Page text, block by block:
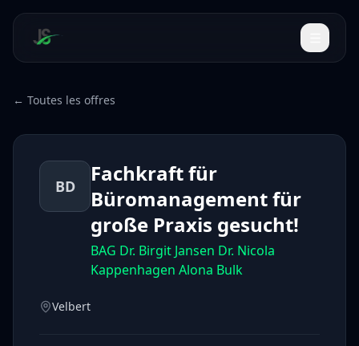
← Toutes les offres
BD
Fachkraft für
Büromanagement für
große Praxis gesucht!
BAG Dr. Birgit Jansen Dr. Nicola
Kappenhagen Alona Bulk
Velbert